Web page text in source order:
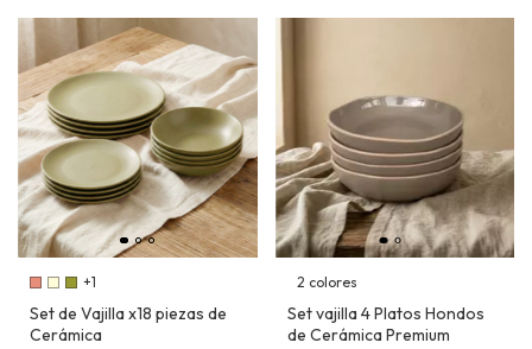
+1
Set de Vajilla x18 piezas de
Cerámica
2 colores
Set vajilla 4 Platos Hondos
de Cerámica Premium